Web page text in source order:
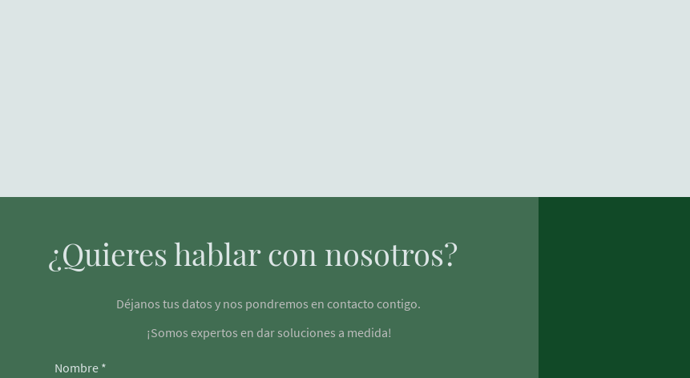
¿Quieres hablar con nosotros?
Déjanos tus datos y nos pondremos en contacto contigo.
¡Somos expertos en dar soluciones a medida!
Nombre *